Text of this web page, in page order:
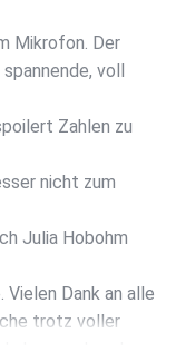
Mikrofon. Der
voll
Zahlen zu
nicht zum
Julia Hobohm
Dank an alle
trotz voller
und auch an